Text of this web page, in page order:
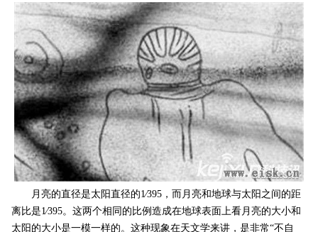
月亮的直径是太阳直径的1∕395，而月亮和地球与太阳之间的距
离比是1∕395。这两个相同的比例造成在地球表面上看月亮的大小和
太阳的大小是一模一样的。这种现象在天文学来讲，是非常“不自